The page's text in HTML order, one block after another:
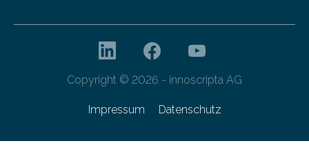
Copyright © 2026 - innoscripta AG
Impressum Datenschutz